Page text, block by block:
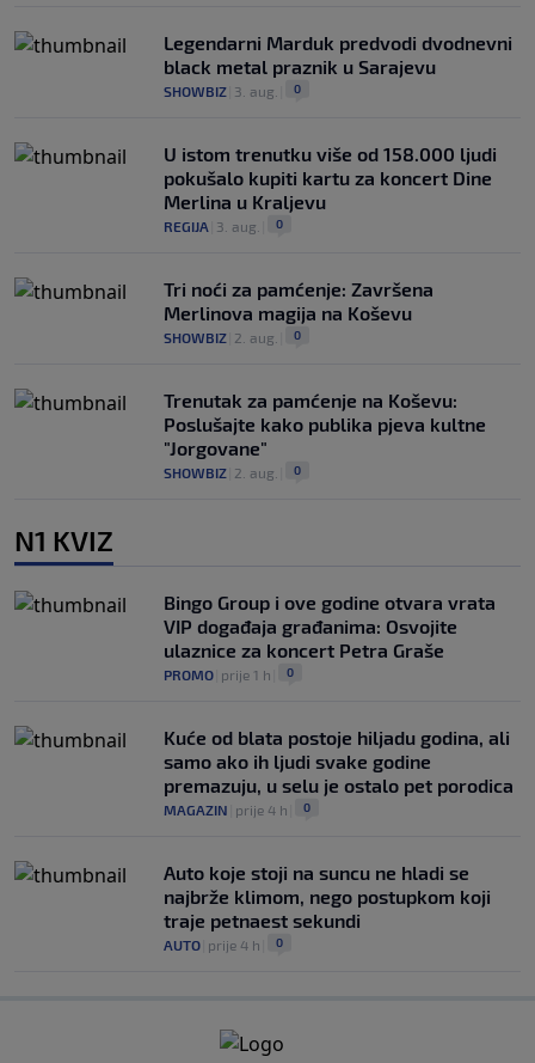
Legendarni Marduk predvodi dvodnevni
black metal praznik u Sarajevu
SHOWBIZ 3. aug. 0
U istom trenutku više od 158.000 ljudi
pokušalo kupiti kartu za koncert Dine
Merlina u Kraljevu
REGIJA 3. aug. 0
Tri noći za pamćenje: Završena
Merlinova magija na Koševu
SHOWBIZ 2. aug. 0
Trenutak za pamćenje na Koševu:
Poslušajte kako publika pjeva kultne
"Jorgovane"
SHOWBIZ 2. aug. 0
N1 KVIZ
Bingo Group i ove godine otvara vrata
VIP događaja građanima: Osvojite
ulaznice za koncert Petra Graše
PROMO prije 1 h 0
Kuće od blata postoje hiljadu godina, ali
samo ako ih ljudi svake godine
premazuju, u selu je ostalo pet porodica
MAGAZIN prije 4 h 0
Auto koje stoji na suncu ne hladi se
najbrže klimom, nego postupkom koji
traje petnaest sekundi
AUTO prije 4 h 0